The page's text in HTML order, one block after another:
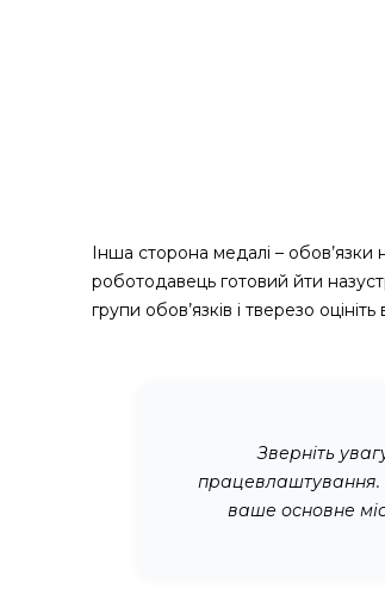
Інша сторона медалі –
роботодавець готовий йти
групи обов’язків і тверезо оцініть
Зверніть
працевлаштування.
ваше основне